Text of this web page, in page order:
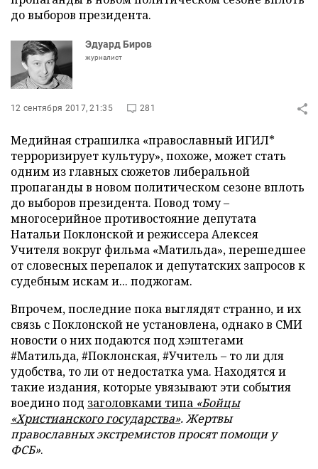
до выборов президента.
Эдуард Биров
журналист
12 сентября 2017, 21:35 281
Медийная страшилка «православный ИГИЛ*
терроризирует культуру», похоже, может стать
одним из главных сюжетов либеральной
пропаганды в новом политическом сезоне вплоть
до выборов президента. Повод тому –
многосерийное противостояние депутата
Натальи Поклонской и режиссера Алексея
Учителя вокруг фильма «Матильда», перешедшее
от словесных перепалок и депутатских запросов к
судебным искам и... поджогам.
Впрочем, последние пока выглядят странно, и их
связь с Поклонской не установлена, однако в СМИ
новости о них подаются под хэштегами
#Матильда, #Поклонская, #Учитель – то ли для
удобства, то ли от недостатка ума. Находятся и
такие издания, которые увязывают эти события
воедино под заголовками типа «Бойцы
«Христианского государства». Жертвы
православных экстремистов просят помощи у
ФСБ».